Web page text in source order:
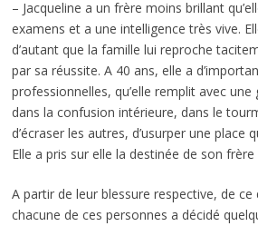
– Jacqueline a un frère moins brillant
examens et a une intelligence très vive.
d’autant que la famille lui reproche
par sa réussite. A 40 ans, elle a
professionnelles, qu’elle remplit avec
dans la confusion intérieure, dans le
d’écraser les autres, d’usurper une place
Elle a pris sur elle la destinée de son frère
A partir de leur blessure respective, de ce
chacune de ces personnes a décidé